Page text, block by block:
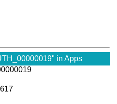
in Apps